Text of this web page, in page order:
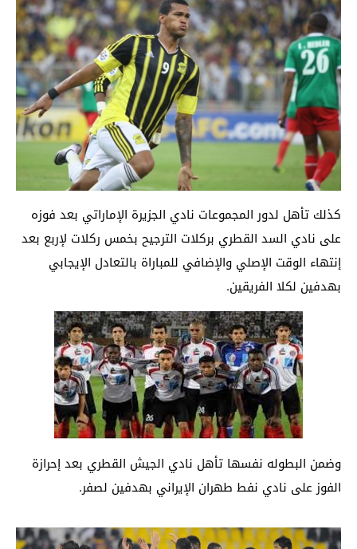
كذلك تأهل لدور المجموعات نادي الجزيرة الإماراتي بعد فوزه
على نادي السد القطري بركلات الترجيح بخمس ركلات لإربع بعد
إنتهاء الوقت الإصلي والإضافي للمباراة بالتعادل الإيجابي
بهدفين لكلا الفريقين.
وضمن البطوله نفسها تأهل نادي الجيش القطري بعد إحرازة
الفوز على نادي نفط طهران الإيراني بهدفين لصفر.